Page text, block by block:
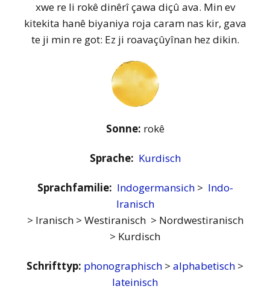
xwe re li rokê dinêrî çawa diçû ava. Min ev
kitekita hanê biyaniya roja caram nas kir, gava
te ji min re got: Ez ji roavaçûyînan hez dikin.
Sonne: rokê
Sprache: Kurdisch
Sprachfamilie: Indogermansich > Indo-
Iranisch
> Iranisch > Westiranisch > Nordwestiranisch
> Kurdisch
Schrifttyp: phonographisch > alphabetisch >
lateinisch